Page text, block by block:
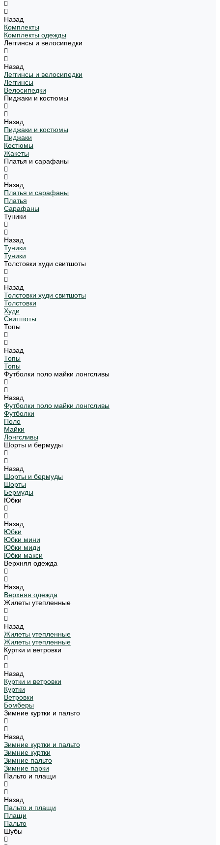
Назад
Комплекты
Комплекты одежды
Леггинсы и велосипедки
Назад
Леггинсы и велосипедки
Леггинсы
Велосипедки
Пиджаки и костюмы
Назад
Пиджаки и костюмы
Пиджаки
Костюмы
Жакеты
Платья и сарафаны
Назад
Платья и сарафаны
Платья
Сарафаны
Туники
Назад
Туники
Туники
Толстовки худи свитшоты
Назад
Толстовки худи свитшоты
Толстовки
Худи
Свитшоты
Топы
Назад
Топы
Топы
Футболки поло майки лонгсливы
Назад
Футболки поло майки лонгсливы
Футболки
Поло
Майки
Лонгсливы
Шорты и бермуды
Назад
Шорты и бермуды
Шорты
Бермуды
Юбки
Назад
Юбки
Юбки мини
Юбки миди
Юбки макси
Верхняя одежда
Назад
Верхняя одежда
Жилеты утепленные
Назад
Жилеты утепленные
Жилеты утепленные
Куртки и ветровки
Назад
Куртки и ветровки
Куртки
Ветровки
Бомберы
Зимние куртки и пальто
Назад
Зимние куртки и пальто
Зимние куртки
Зимние пальто
Зимние парки
Пальто и плащи
Назад
Пальто и плащи
Плащи
Пальто
Шубы